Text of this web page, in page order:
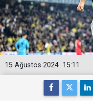
15:11
15 Ağustos 2024